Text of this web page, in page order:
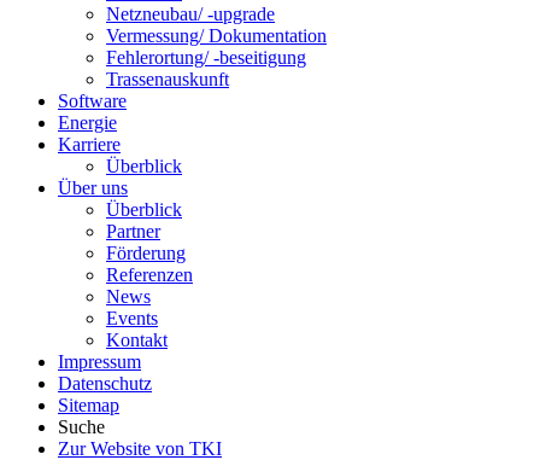
Netzneubau/ -upgrade
Ver­messung/ Doku­mentation
Fehlerortung/ -beseitigung
Trassenauskunft
Software
Energie
Karriere
Überblick
Über uns
Überblick
Partner
Förderung
Referenzen
News
Events
Kontakt
Impressum
Datenschutz
Sitemap
Suche
Zur Website von TKI